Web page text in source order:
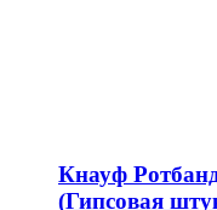
Кнауф
(Гипсовая